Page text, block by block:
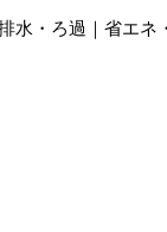
水・ろ過｜省エネ